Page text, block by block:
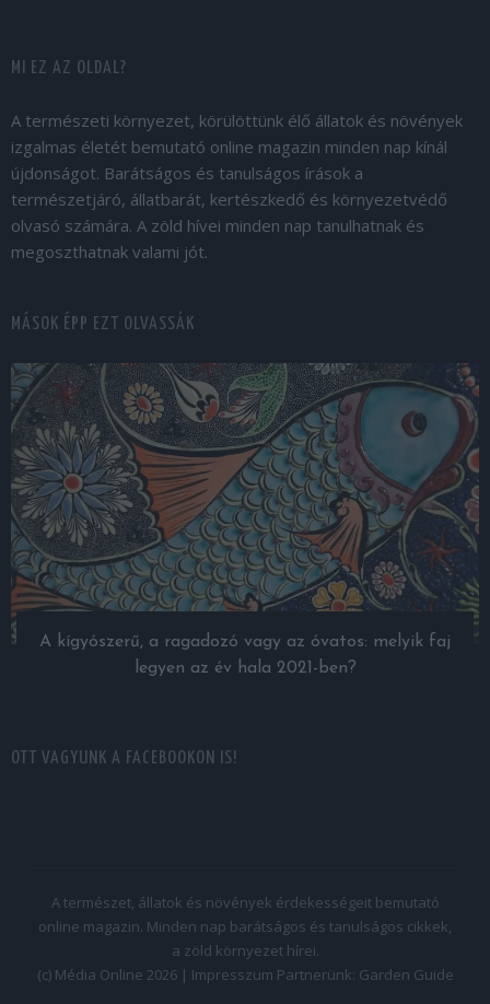
MI EZ AZ OLDAL?
A természeti környezet, körülöttünk élő állatok és növények
izgalmas életét bemutató online magazin minden nap kínál
újdonságot. Barátságos és tanulságos írások a
természetjáró, állatbarát, kertészkedő és környezetvédő
olvasó számára. A zöld hívei minden nap tanulhatnak és
megoszthatnak valami jót.
MÁSOK ÉPP EZT OLVASSÁK
A kígyószerű, a ragadozó vagy az óvatos: melyik faj
legyen az év hala 2021-ben?
OTT VAGYUNK A FACEBOOKON IS!
A természet, állatok és növények érdekességeit bemutató
online magazin. Minden nap barátságos és tanulságos cikkek,
a zöld környezet hírei.
(c) Média Online 2026 | Impresszum Partnerünk: Garden Guide